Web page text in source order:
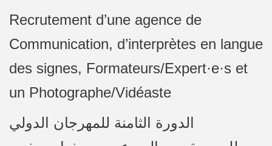
Recrutement d’une agence de
Communication, d’interprètes en langue
des signes, Formateurs/Expert·e·s et
un Photographe/Vidéaste
الدورة الثامنة للمهرجان الدولي